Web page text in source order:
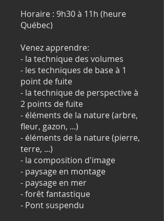
Horaire : 9h30 à 11h (heure
Québec)
Venez apprendre:
- la technique des volumes
- les techniques de base à 1
point de fuite
- la technique de perspective à
2 points de fuite
- éléments de la nature (arbre,
fleur, gazon, ...)
- éléments de la nature (pierre,
terre, ...)
- la composition d'image
- paysage en montage
- paysage en mer
- forêt fantastique
- Pont suspendu